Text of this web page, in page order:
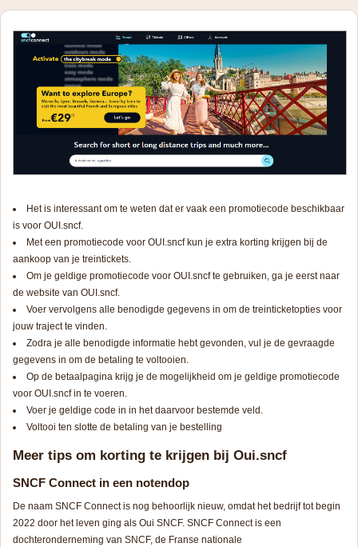
Het is interessant om te weten dat er vaak een promotiecode beschikbaar
is voor OUI.sncf.
Met een promotiecode voor OUI.sncf kun je extra korting krijgen bij de
aankoop van je treintickets.
Om je geldige promotiecode voor OUI.sncf te gebruiken, ga je eerst naar
de website van OUI.sncf.
Voer vervolgens alle benodigde gegevens in om de treinticketopties voor
jouw traject te vinden.
Zodra je alle benodigde informatie hebt gevonden, vul je de gevraagde
gegevens in om de betaling te voltooien.
Op de betaalpagina krijg je de mogelijkheid om je geldige promotiecode
voor OUI.sncf in te voeren.
Voer je geldige code in in het daarvoor bestemde veld.
Voltooi ten slotte de betaling van je bestelling
Meer tips om korting te krijgen bij Oui.sncf
SNCF Connect in een notendop
De naam SNCF Connect is nog behoorlijk nieuw, omdat het bedrijf tot begin
2022 door het leven ging als Oui SNCF. SNCF Connect is een
dochteronderneming van SNCF, de Franse nationale